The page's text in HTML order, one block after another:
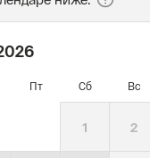
Пт Сб Вс
1 2